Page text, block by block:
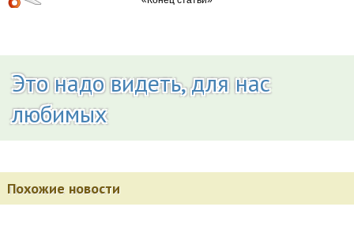
Это надо видеть, для нас
любимых
Похожие новости